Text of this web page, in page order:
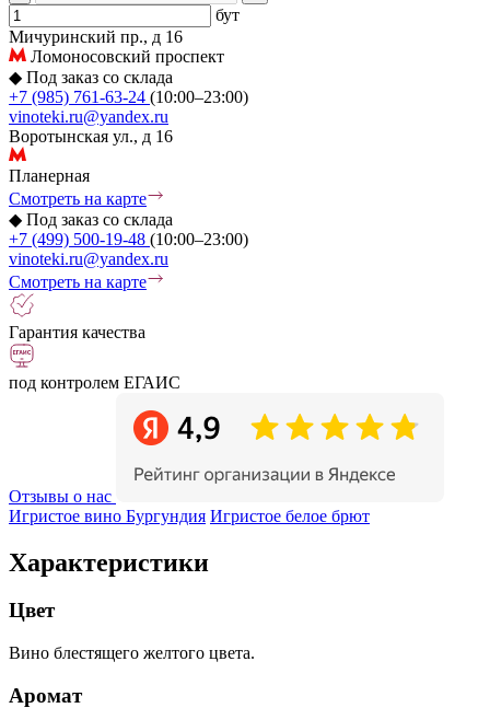
бут
Мичуринский пр., д 16
Ломоносовский проспект
◆ Под заказ со склада
+7 (985) 761-63-24 (10:00–23:00)
vinoteki.ru@yandex.ru
Воротынская ул., д 16
Планерная
Смотреть на карте
◆ Под заказ со склада
+7 (499) 500-19-48 (10:00–23:00)
vinoteki.ru@yandex.ru
Смотреть на карте
Гарантия качества
под контролем ЕГАИС
Отзывы о нас
Игристое вино Бургундия Игристое белое брют
Характеристики
Цвет
Вино блестящего желтого цвета.
Аромат